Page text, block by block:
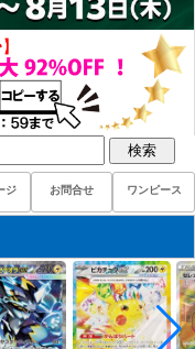
検索
ジ お問合せ ワンピース